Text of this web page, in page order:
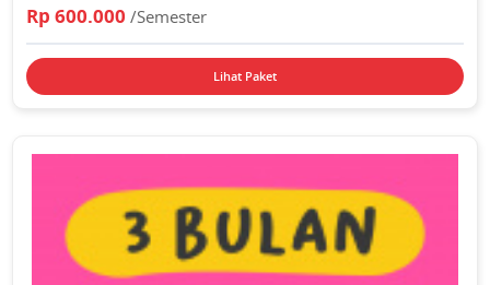
Rp 600.000/Semester
Lihat Paket